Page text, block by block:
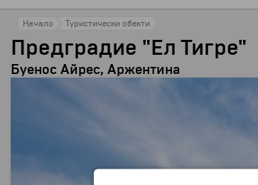
Начало Туристически обекти
Предградие "Ел Тигре"
Буенос Айрес, Аржентина